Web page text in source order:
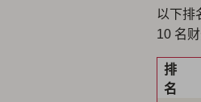
以下排
10 名
排
名